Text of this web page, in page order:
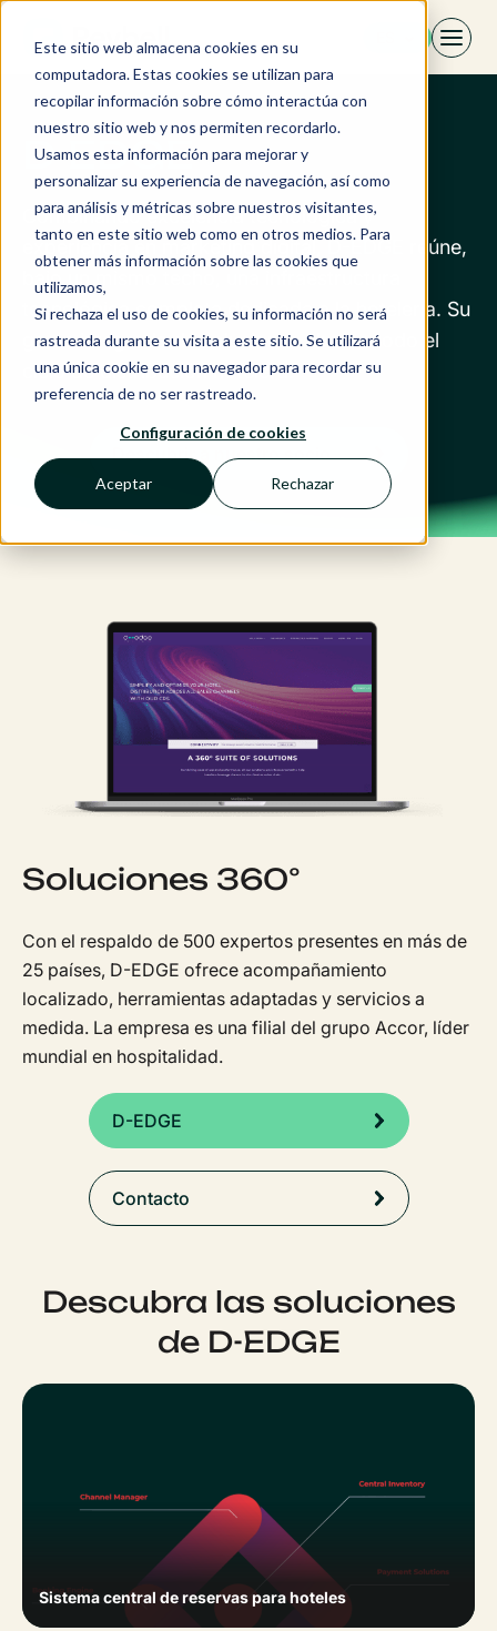
Este sitio web almacena cookies en su
computadora. Estas cookies se utilizan para
recopilar información sobre cómo interactúa con
nuestro sitio web y nos permiten recordarlo.
Usamos esta información para mejorar y
personalizar su experiencia de navegación, así como
para análisis y métricas sobre nuestros visitantes,
tanto en este sitio web como en otros medios. Para
obtener más información sobre las cookies que
utilizamos,
Si rechaza el uso de cookies, su información no será
rastreada durante su visita a este sitio. Se utilizará
una única cookie en su navegador para recordar su
preferencia de no ser rastreado.
Configuración de cookies
Aceptar Rechazar
Saltar
D-EDGE
Combinando excelencia tecnológica y
experiencia en marketing digital, D-EDGE reúne,
bajo un mismo techo, una infraestructura
tecnológica completa dedicada a la hotelería. Su
gama integrada de soluciones abarca todo el
ciclo de distribución hotelera.
Descubrir a nuestro socio
Soluciones 360°
Con el respaldo de 500 expertos presentes en más de
25 países, D-EDGE ofrece acompañamiento
localizado, herramientas adaptadas y servicios a
medida. La empresa es una filial del grupo Accor, líder
mundial en hospitalidad.
D-EDGE
Contacto
Descubra las soluciones
de D-EDGE
Sistema central de reservas para hoteles